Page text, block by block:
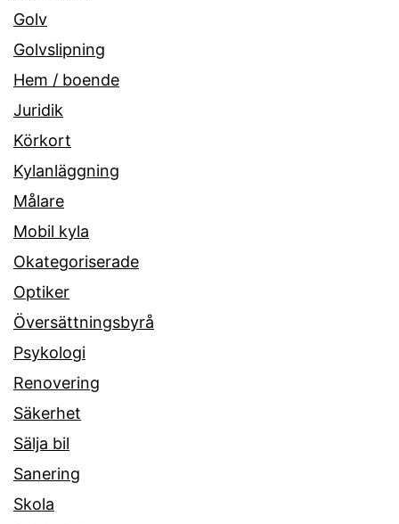
Golv
Golvslipning
Hem / boende
Juridik
Körkort
Kylanläggning
Målare
Mobil kyla
Okategoriserade
Optiker
Översättningsbyrå
Psykologi
Renovering
Säkerhet
Sälja bil
Sanering
Skola